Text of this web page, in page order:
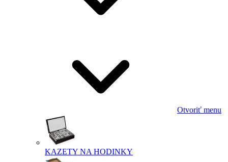
Otvoriť menu
KAZETY NA HODINKY